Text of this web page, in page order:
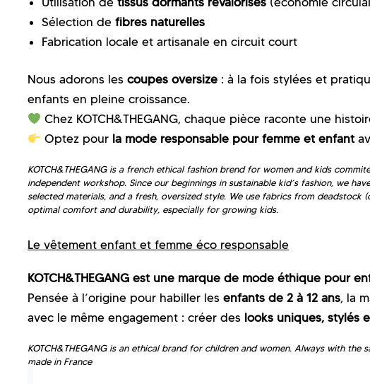
Sélection de fibres naturelles
Fabrication locale et artisanale en circuit court
Nous adorons les coupes oversize : à la fois stylées et
enfants en pleine croissance.
Chez KOTCH&THEGANG, chaque pièce raconte une
Optez pour la mode responsable pour femme et enfant
KOTCH&THEGANG is a french ethical fashion brend for women and kids
independent workshop. Since our beginnings in sustainable kid’s fashion, we
selected materials, and a fresh, oversized style. We use fabrics from
optimal comfort and durability, especially for growing kids.
Le vêtement enfant et femme éco responsable
KOTCH&THEGANG est une marque de mode éthique pour
Pensée à l’origine pour habiller les enfants de 2 à 12 ans, la
avec le même engagement : créer des looks uniques, stylés
KOTCH&THEGANG is an ethical brand for children and women. Always with
made in France